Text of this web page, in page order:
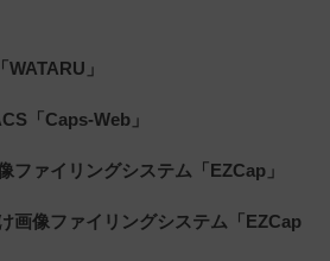
」
「Caps-Web」
ファイリングシステム「EZCap」
画像ファイリングシステム「EZCap